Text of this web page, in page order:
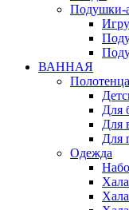
Подушки-
ВАННАЯ
Полотенца
Для
Для
Для
Одежда